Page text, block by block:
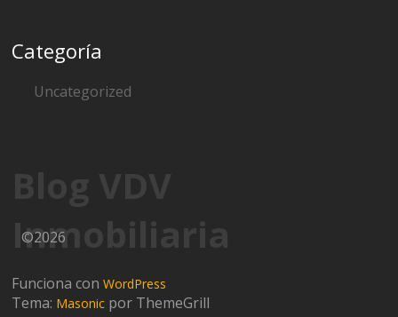
Categoría
Uncategorized
Blog VDV
Inmobiliaria
©2026
Funciona conWordPress
Tema: Masonic por ThemeGrill